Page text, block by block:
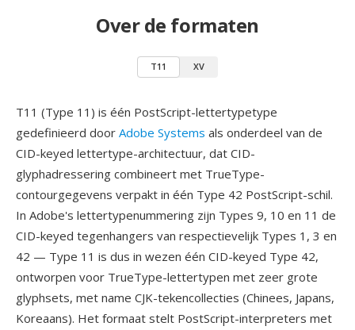
Over de formaten
T11 XV
T11 (Type 11) is één PostScript-lettertypetype
gedefinieerd door Adobe Systems als onderdeel van de
CID-keyed lettertype-architectuur, dat CID-
glyphadressering combineert met TrueType-
contourgegevens verpakt in één Type 42 PostScript-schil.
In Adobe's lettertypenummering zijn Types 9, 10 en 11 de
CID-keyed tegenhangers van respectievelijk Types 1, 3 en
42 — Type 11 is dus in wezen één CID-keyed Type 42,
ontworpen voor TrueType-lettertypen met zeer grote
glyphsets, met name CJK-tekencollecties (Chinees, Japans,
Koreaans). Het formaat stelt PostScript-interpreters met